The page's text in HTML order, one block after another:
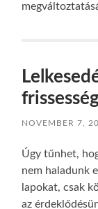
NOVEMBER 7,
Úgy tűnhet,
nem haladunk
lapokat, csak
az